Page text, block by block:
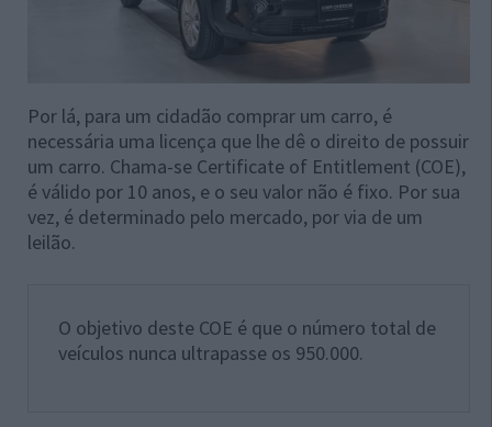
Por lá, para um cidadão comprar um carro, é
necessária uma licença que lhe dê o direito de possuir
um carro. Chama-se Certificate of Entitlement (COE),
é válido por 10 anos, e o seu valor não é fixo. Por sua
vez, é determinado pelo mercado, por via de um
leilão.
O objetivo deste COE é que o número total de
veículos nunca ultrapasse os 950.000.